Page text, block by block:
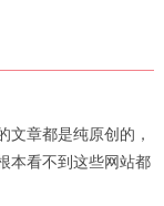
文章都是纯原创的，
本看不到这些网站都